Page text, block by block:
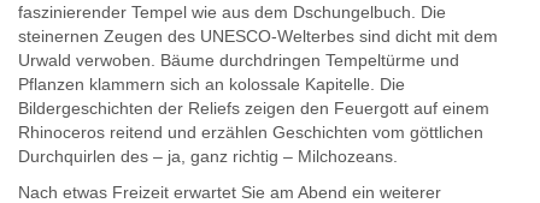
faszinierender Tempel wie aus dem Dschungelbuch. Die
steinernen Zeugen des UNESCO-Welterbes sind dicht mit dem
Urwald verwoben. Bäume durchdringen Tempeltürme und
Pflanzen klammern sich an kolossale Kapitelle. Die
Bildergeschichten der Reliefs zeigen den Feuergott auf einem
Rhinoceros reitend und erzählen Geschichten vom göttlichen
Durchquirlen des – ja, ganz richtig – Milchozeans.
Nach etwas Freizeit erwartet Sie am Abend ein weiterer